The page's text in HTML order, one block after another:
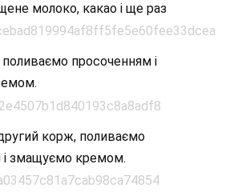
молоко, какао і ще раз
просоченням і
корж, поливаємо
і змащуємо кремом.